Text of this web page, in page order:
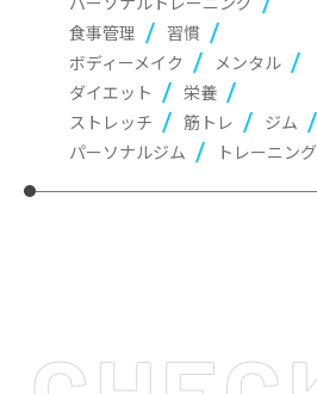
食事管理
習慣
ボディーメイク
メンタル
ダイエット
栄養
ストレッチ
筋トレ
ジム
パーソナルジム
トレーニング